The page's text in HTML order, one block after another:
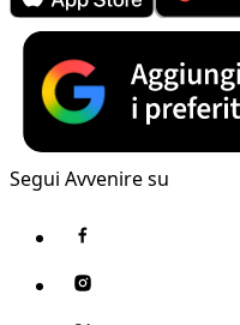
Segui Avvenire su